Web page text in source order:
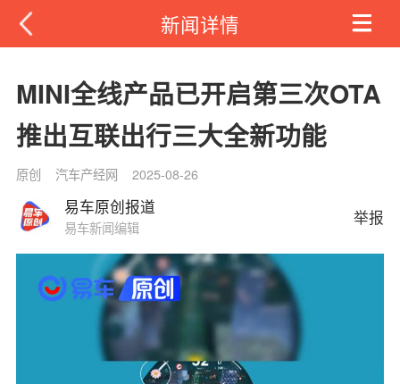
新闻详情
MINI全线产品已开启第三次OTA
推出互联出行三大全新功能
原创 汽车产经网 2025-08-26
易车原创报道
易车新闻编辑
举报